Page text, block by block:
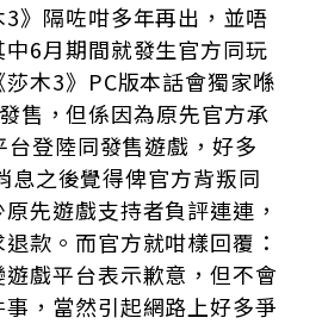
》隔咗咁多年再出，並唔
6月期間就發生官方同玩
木3》PC版本話會獨家喺
售，但係因為原先官方承
登陸同發售遊戲，好多
息之後覺得俾官方背叛同
先遊戲支持者負評連連，
款。而官方就咁樣回覆：
遊戲平台表示歉意，但不會
，當然引起網路上好多爭